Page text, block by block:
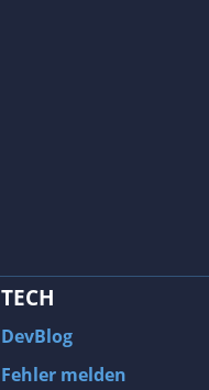
TECH
DevBlog
Fehler melden